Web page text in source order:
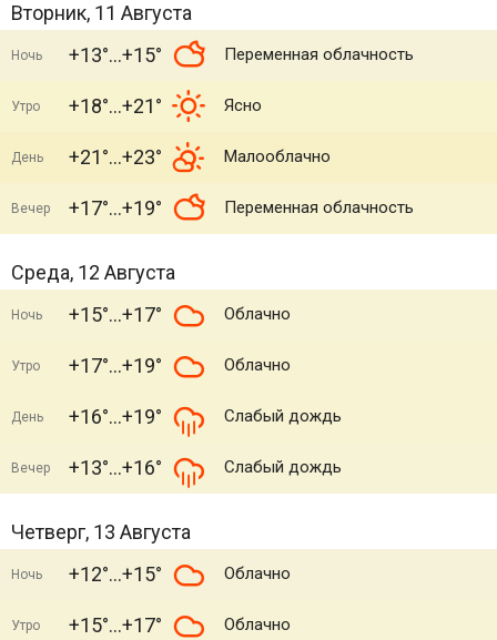
Вторник, 11 Августа
Ночь +13° +15° Переменная облачность
Утро +18° +21° Ясно
День +21° +23° Малооблачно
Вечер +17° +19° Переменная облачность
Среда, 12 Августа
Ночь +15° +17° Облачно
Утро +17° +19° Облачно
День +16° +19° Слабый дождь
Вечер +13° +16° Слабый дождь
Четверг, 13 Августа
Ночь +12° +15° Облачно
Утро +15° +17° Облачно